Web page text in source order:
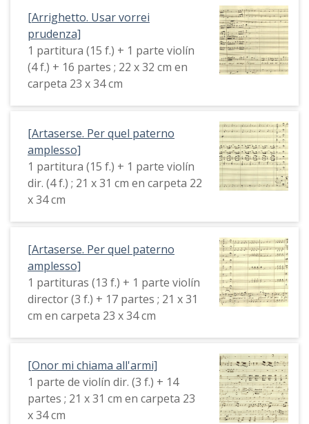
[Arrighetto. Usar vorrei
prudenza]
1 partitura (15 f.) + 1 parte violín
(4 f.) + 16 partes ; 22 x 32 cm en
carpeta 23 x 34 cm
[Artaserse. Per quel paterno
amplesso]
1 partitura (15 f.) + 1 parte violín
dir. (4 f.) ; 21 x 31 cm en carpeta 22
x 34 cm
[Artaserse. Per quel paterno
amplesso]
1 partituras (13 f.) + 1 parte violín
director (3 f.) + 17 partes ; 21 x 31
cm en carpeta 23 x 34 cm
[Onor mi chiama all'armi]
1 parte de violín dir. (3 f.) + 14
partes ; 21 x 31 cm en carpeta 23
x 34 cm